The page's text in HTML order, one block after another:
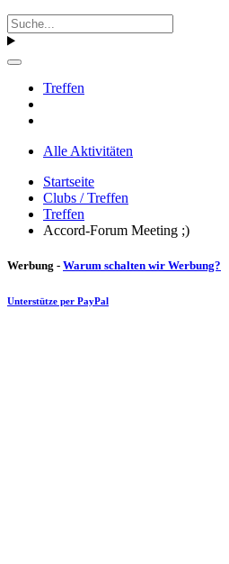
Treffen
Alle Aktivitäten
Startseite
Clubs / Treffen
Treffen
Accord-Forum Meeting ;)
Werbung - Warum schalten wir Werbung?
Unterstütze per PayPal